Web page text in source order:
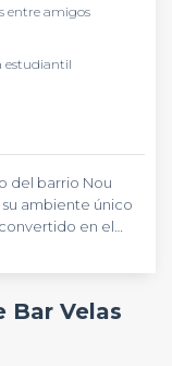
entre amigos
estudiantil
del barrio Nou
ambiente único
en el
y eventos
grupos,
. La combinación
Bar Velas